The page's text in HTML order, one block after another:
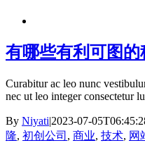
有哪些有利可图的
Curabitur ac leo nunc
nec ut leo integer consectetur
By Niyati|2023-07-
隆, 初创公司 , 商业, 技术, 网